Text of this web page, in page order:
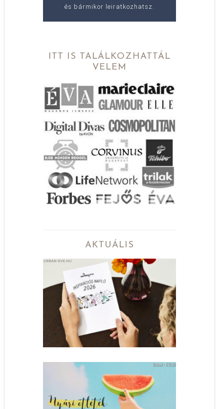
és bármikor leiratkozhatsz.
ITT IS TALÁLKOZHATTÁL
VELEM
AKTUÁLIS